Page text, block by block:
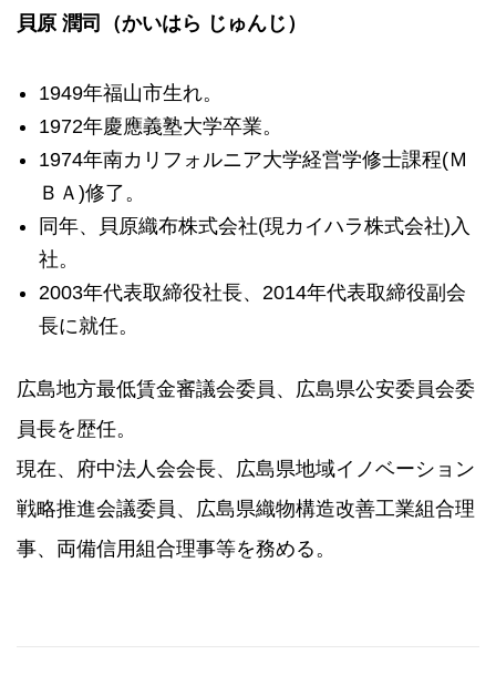
貝原 潤司（かいはら じゅんじ）
1949年福山市生れ。
1972年慶應義塾大学卒業。
1974年南カリフォルニア大学経営学修士課程(Ｍ
ＢＡ)修了。
同年、貝原織布株式会社(現カイハラ株式会社)入
社。
2003年代表取締役社長、2014年代表取締役副会
長に就任。
広島地方最低賃金審議会委員、広島県公安委員会委
員長を歴任。
現在、府中法人会会長、広島県地域イノベーション
戦略推進会議委員、広島県織物構造改善工業組合理
事、両備信用組合理事等を務める。